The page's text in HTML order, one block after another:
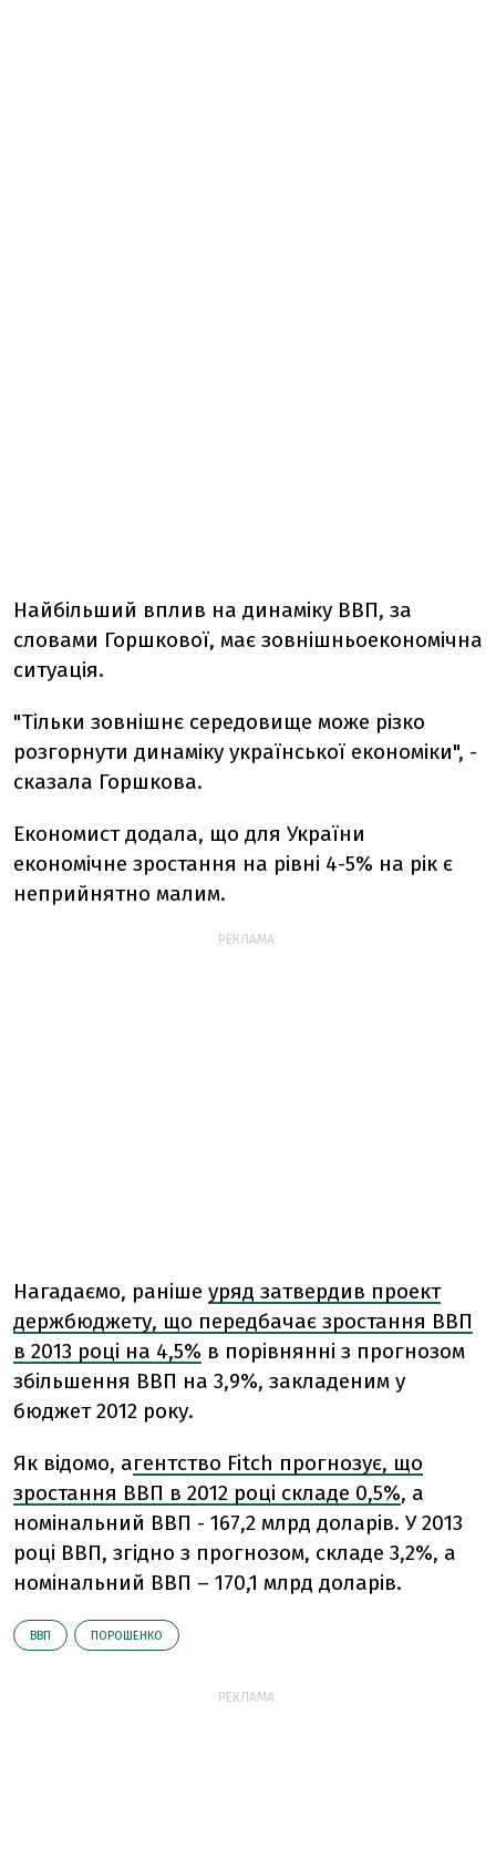
Найбільший вплив на динаміку ВВП, за
словами Горшкової, має зовнішньоекономічна
ситуація.
"Тільки зовнішнє середовище може різко
розгорнути динаміку української економіки", -
сказала Горшкова.
Економист додала, що для України
економічне зростання на рівні 4-5% на рік є
неприйнятно малим.
РЕКЛАМА:
Нагадаємо, раніше уряд затвердив проект
держбюджету, що передбачає зростання ВВП
в 2013 році на 4,5% в порівнянні з прогнозом
збільшення ВВП на 3,9%, закладеним у
бюджет 2012 року.
Як відомо, агентство Fitch прогнозує, що
зростання ВВП в 2012 році складе 0,5%, а
номінальний ВВП - 167,2 млрд доларів. У 2013
році ВВП, згідно з прогнозом, складе 3,2%, а
номінальний ВВП – 170,1 млрд доларів.
ВВП ПОРОШЕНКО
РЕКЛАМА: